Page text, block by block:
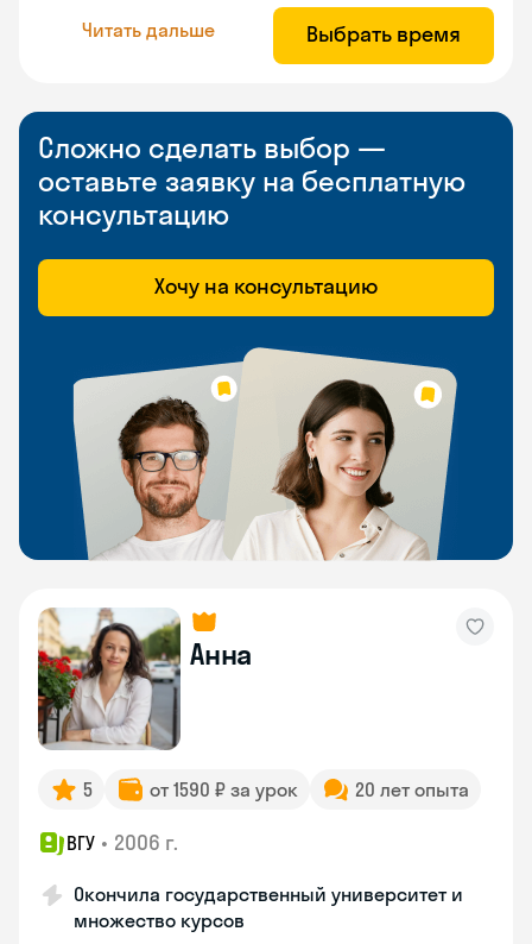
Читать дальше Выбрать время
Сложно сделать выбор —
оставьте заявку на бесплатную
консультацию
Хочу на консультацию
Анна
5 от 1590 ₽ за урок 20 лет опыта
ВГУ • 2006 г.
Окончила государственный университет и
множество курсов